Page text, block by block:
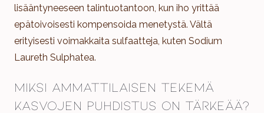
lisääntyneeseen talintuotantoon, kun iho yrittää
epätoivoisesti kompensoida menetystä. Vältä
erityisesti voimakkaita sulfaatteja, kuten Sodium
Laureth Sulphatea.
Miksi ammattilaisen tekemä
kasvojen puhdistus on tärkeää?